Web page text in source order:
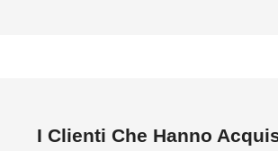
I Clienti Che Hanno